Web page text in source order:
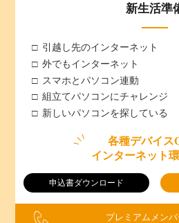
新生活準
引越し先のインターネット
外でもインターネット
スマホとパソコン連動
組立てパソコンにチャレンジ
新しいパソコンを探している
各種デバイス
インターネット
申込書ダウンロード
プレミアムメン